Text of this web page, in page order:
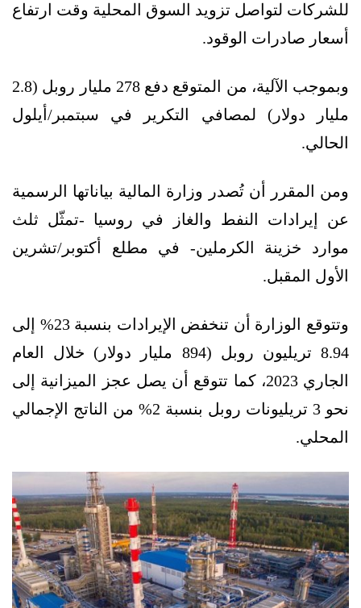
للشركات لتواصل تزويد السوق المحلية وقت ارتفاع
أسعار صادرات الوقود.
وبموجب الآلية، من المتوقع دفع 278 مليار روبل (2.8
مليار دولار) لمصافي التكرير في سبتمبر/أيلول
الحالي.
ومن المقرر أن تُصدر وزارة المالية بياناتها الرسمية
عن إيرادات النفط والغاز في روسيا -تمثّل ثلث
موارد خزينة الكرملين- في مطلع أكتوبر/تشرين
الأول المقبل.
وتتوقع الوزارة أن تنخفض الإيرادات بنسبة 23% إلى
8.94 تريليون روبل (894 مليار دولار) خلال العام
الجاري 2023، كما تتوقع أن يصل عجز الميزانية إلى
نحو 3 تريليونات روبل بنسبة 2% من الناتج الإجمالي
المحلي.